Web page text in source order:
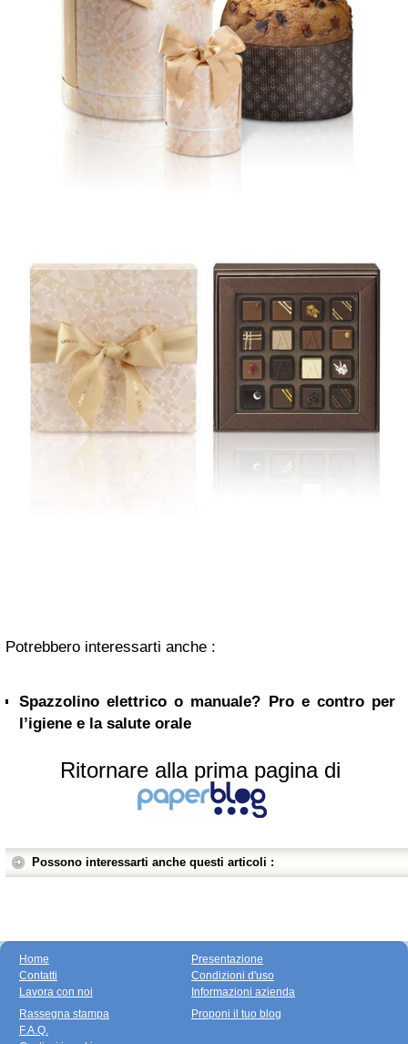
Potrebbero interessarti anche :
Spazzolino elettrico o manuale? Pro e contro per
l’igiene e la salute orale
Ritornare alla prima pagina di
Possono interessarti anche questi articoli :
Home
Contatti
Lavora con noi
Presentazione
Condizioni d'uso
Informazioni azienda
Rassegna stampa
F.A.Q.
Proponi il tuo blog